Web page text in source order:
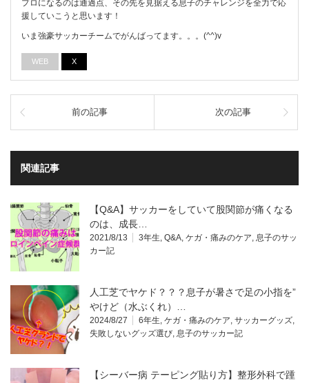
プロになるのは通過点、その先を見据える息子のチャレンジを全力で応
援していこうと思います！
いま強豪サッカーチームでがんばってます。。。(^^)v
WEB X
前の記事 次の記事
関連記事
【Q&A】サッカーをしていて股関節が痛くなる
のは、成長…
2021/8/13 3年生, Q&A, ケガ・痛みのケア, 息子のサッ
カー記
人工芝でヤケド？？？息子が暑さで足の小指を”
やけど（水ぶくれ）…
2024/8/27 6年生, ケガ・痛みのケア, サッカーグッズ,
失敗しないグッズ選び, 息子のサッカー記
【シーバー病 テーピング貼り方】整形外科で踵